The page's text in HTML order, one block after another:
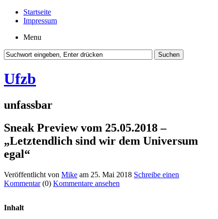
Startseite
Impressum
Menu
Ufzb
unfassbar
Sneak Preview vom 25.05.2018 –
„Letztendlich sind wir dem Universum
egal“
Veröffentlicht von Mike am 25. Mai 2018 Schreibe einen
Kommentar(0) Kommentare ansehen
Inhalt